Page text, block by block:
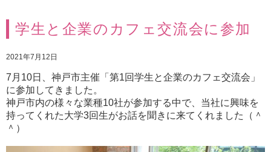
学生と企業のカフェ交流会に参加
2021年7月12日
7月10日、神戸市主催「第1回学生と企業のカフェ交流会」
に参加してきました。
神戸市内の様々な業種10社が参加する中で、当社に興味を
持ってくれた大学3回生がお話を聞きに来てくれました（＾
＾）